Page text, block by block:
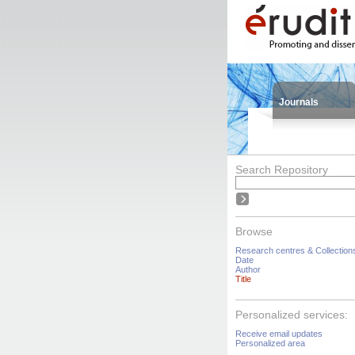
Journals
Search Repository
Browse
Research centres &
Date
Author
Title
Personalized services:
Receive email updates
Personalized area